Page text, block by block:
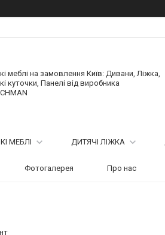
меблі на замовлення Київ: Дивани, Ліжка,
куточки, Панелі від виробника
МЕБЛІ ДИТЯЧІ ЛІЖКА
Фотогалерея Про нас